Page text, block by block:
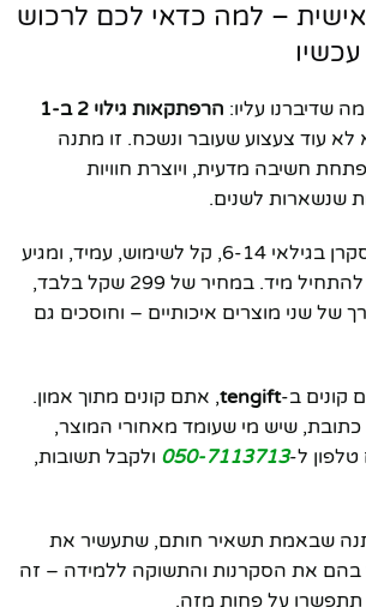
– למה כדאי לכם לרכוש
שדיברנו עליו:
הרפתקאות גילוי 2 ב-1
לא עוד צעצוע שעובר ונשכח. זו מתנה
חשיבה מדעית, ויוצרת חוויות
שנשארות לשנים.
הוא מתאים לכל ילד סקרן בגילאי 6-14, קל לשימוש, עמיד, ומגיע
עם כל מה שצריך כדי להתחיל מיד. במחיר של 299 שקל בלבד,
שני מוצרים איכותיים – וחוסכים גם
קונים ב-tengift, אתם קונים מתוך אמון.
שיש מי שעומד מאחורי המוצר,
ל-050-7113713 ולקבל תשובות,
שבאמת תשאיר חותם, שתעשיר את
בהם את הסקרנות והתשוקה ללמידה – זה
על פחות מזה.